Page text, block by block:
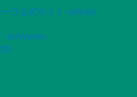
ラ公式サイト -official
-ArtWorks-
内